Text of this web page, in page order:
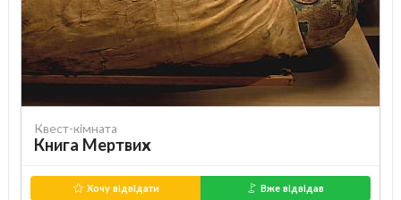
Квест-кімната
Книга Мертвих
Хочу відвідати Вже відвідав